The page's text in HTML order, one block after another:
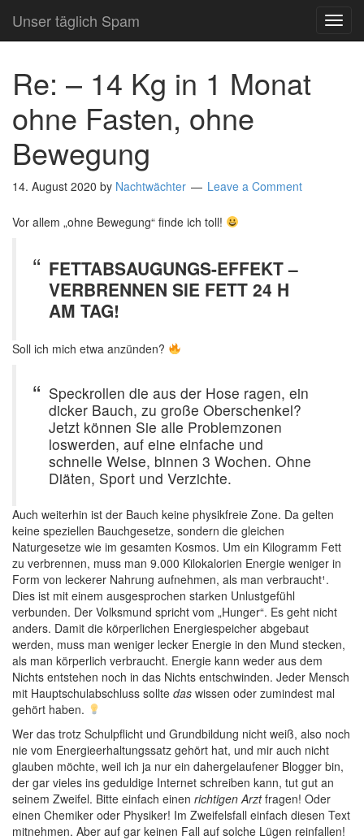
Unser täglich Spam
Re: – 14 Kg in 1 Monat
ohne Fasten, ohne
Bewegung
14. August 2020 by Nachtwächter Leave a Comment
Vor allem „ohne Bewegung“ finde ich toll!
FETTABSAUGUNGS-EFFEKT –
VERBRENNEN SIE FETT 24 H
AM TAG!
Soll ich mich etwa anzünden?
Speckrollen die aus der Hose ragen, ein
dicker Bauch, zu große Oberschenkel?
Jetzt können Sie alle Problemzonen
loswerden, auf eine einfache und
schnelle Weise, binnen 3 Wochen. Ohne
Diäten, Sport und Verzichte.
Auch weiterhin ist der Bauch keine physikfreie Zone. Da gelten
keine speziellen Bauchgesetze, sondern die gleichen
Naturgesetze wie im gesamten Kosmos. Um ein Kilogramm Fett
zu verbrennen, muss man 9.000 Kilokalorien Energie weniger in
Form von leckerer Nahrung aufnehmen, als man verbraucht¹.
Dies ist mit einem ausgesprochen starken Unlustgefühl
verbunden. Der Volksmund spricht vom „Hunger“. Es geht nicht
anders. Damit die körperlichen Energiespeicher abgebaut
werden, muss man weniger lecker Energie in den Mund stecken,
als man körperlich verbraucht. Energie kann weder aus dem
Nichts entstehen noch in das Nichts entschwinden. Jeder Mensch
mit Hauptschulabschluss sollte das wissen oder zumindest mal
gehört haben.
Wer das trotz Schulpflicht und Grundbildung nicht weiß, also noch
nie vom Energieerhaltungssatz gehört hat, und mir auch nicht
glauben möchte, weil ich ja nur ein dahergelaufener Blogger bin,
der gar vieles ins geduldige Internet schreiben kann, tut gut an
seinem Zweifel. Bitte einfach einen richtigen Arztfragen! Oder
einen Chemiker oder Physiker! Im Zweifelsfall einfach diesen Text
mitnehmen. Aber auf gar keinen Fall auf solche Lügen reinfallen!